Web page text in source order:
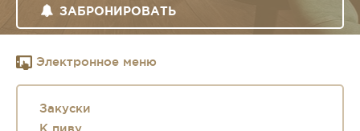
ЗАБРОНИРОВАТЬ
Электронное меню
Закуски
К пиву